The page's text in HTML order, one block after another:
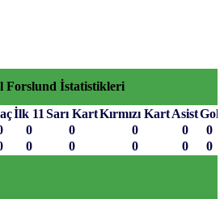
Forslund İstatistikleri
İlk 11 Sarı KartKırmızı KartAsistGol
0 0 0 0
0
0 0 0 0
0